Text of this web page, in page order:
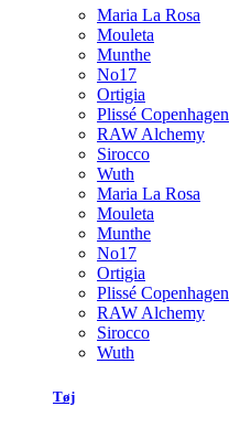
Maria La Rosa
Mouleta
Munthe
No17
Ortigia
Plissé Copenhagen
RAW Alchemy
Sirocco
Wuth
Maria La Rosa
Mouleta
Munthe
No17
Ortigia
Plissé Copenhagen
RAW Alchemy
Sirocco
Wuth
Tøj